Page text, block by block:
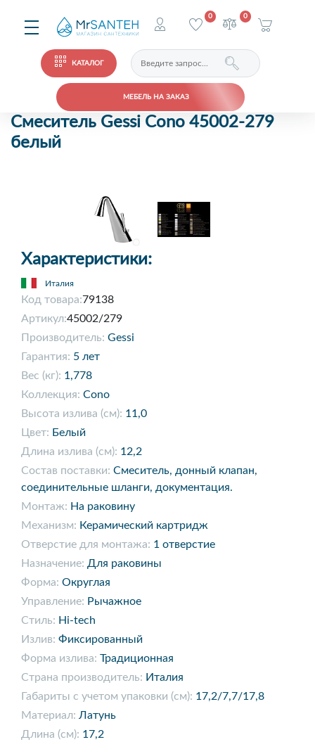
КАТАЛОГ
МЕБЕЛЬ НА ЗАКАЗ
0 0
Смеситель Gessi Cono 45002-279
белый
Характеристики:
Италия
Код товара:79138
Артикул:45002/279
Производитель: Gessi
Гарантия: 5 лет
Вес (кг): 1,778
Коллекция: Cono
Высота излива (см): 11,0
Цвет: Белый
Длина излива (см): 12,2
Состав поставки: Смеситель, донный клапан,
соединительные шланги, документация.
Монтаж: На раковину
Механизм: Керамический картридж
Отверстие для монтажа: 1 отверстие
Назначение: Для раковины
Форма: Округлая
Управление: Рычажное
Стиль: Hi-tech
Излив: Фиксированный
Форма излива: Традиционная
Страна производитель: Италия
Габариты с учетом упаковки (см): 17,2/7,7/17,8
Материал: Латунь
Длина (см): 17,2